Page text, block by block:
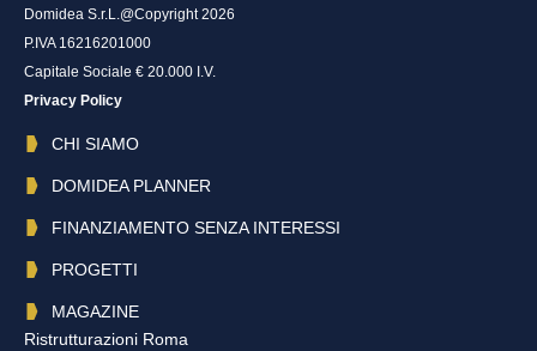
Domidea S.r.L.@Copyright 2026
P.IVA 16216201000
Capitale Sociale € 20.000 I.V.
Privacy Policy
CHI SIAMO
DOMIDEA PLANNER
FINANZIAMENTO SENZA INTERESSI
PROGETTI
MAGAZINE
Ristrutturazioni Roma